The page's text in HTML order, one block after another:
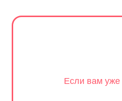
Если вам уже